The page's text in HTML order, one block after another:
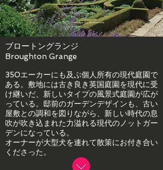
ブロートングランジ
Broughton Grange
350エーカーにも及ぶ個人所有の現代庭園で
ある。敷地には古き良き英国庭園を現代に受
け継いだ、新しいタイプの風景式庭園が広が
っている。邸前のガーデンデザインも、古い
屋敷との調和を図りながら、新しい時代の息
吹が吹き込まれた力溢れる現代のノットガー
デンになっている。
オーナーが大型犬を連れて散策にお付き合い
くださった。